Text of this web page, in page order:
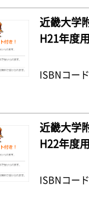
近畿大学
H21年度
ISBNコー
近畿大学
H22年度
ISBNコー